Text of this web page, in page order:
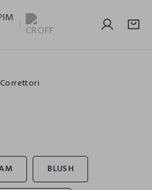
Correttori